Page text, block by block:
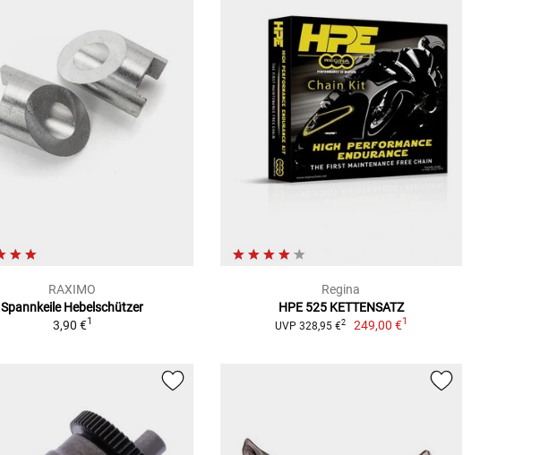
RAXIMO
Spannkeile Hebelschützer
3,90 €1
Regina
HPE 525 KETTENSATZ
UVP 328,95 €2 249,00 €1